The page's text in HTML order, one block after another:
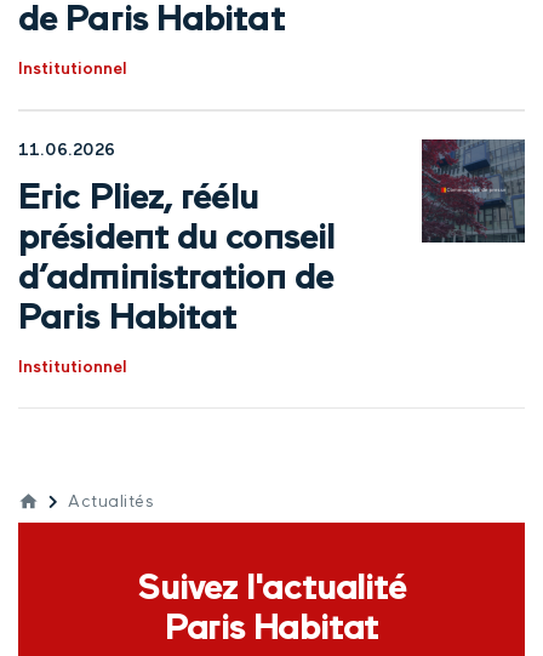
de Paris Habitat
Institutionnel
11.06.2026
Eric Pliez, réélu
président du conseil
d’administration de
Paris Habitat
Institutionnel
Actualités
Suivez l'actualité
Paris Habitat